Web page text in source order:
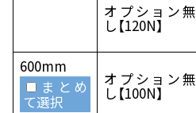
オプション無
し【120N】
600mm
まとめ
て選択
オプション無
し【100N】